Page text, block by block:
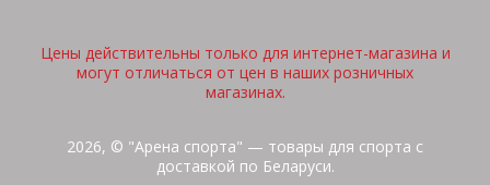
Цены действительны только для интернет-магазина и
могут отличаться от цен в наших розничных
магазинах.
2026, © "Арена спорта" — товары для спорта с
доставкой по Беларуси.